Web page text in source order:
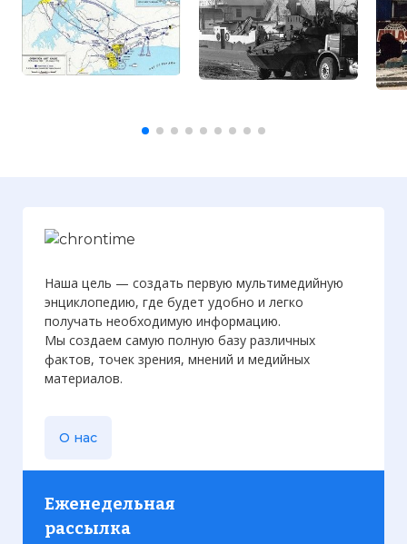
Наша цель — создать первую мультимедийную
энциклопедию, где будет удобно и легко
получать необходимую информацию.
Мы создаем самую полную базу различных
фактов, точек зрения, мнений и медийных
материалов.
О нас
Еженедельная
рассылка